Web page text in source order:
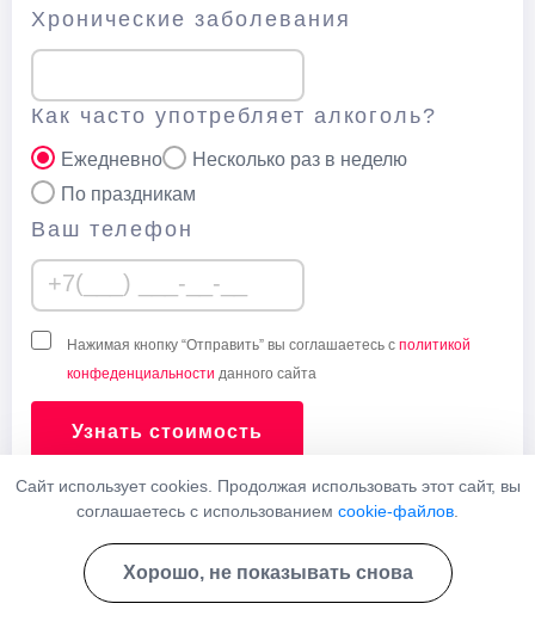
Хронические заболевания
Как часто употребляет алкоголь?
Ежедневно
Несколько раз в неделю
По праздникам
Ваш телефон
Нажимая кнопку “Отправить” вы соглашаетесь с политикой
конфеденциальности данного сайта
Узнать стоимость
Наши врачи
Сайт использует cookies. Продолжая использовать этот сайт, вы
соглашаетесь с использованием cookie-файлов
Хорошо, не показывать снова